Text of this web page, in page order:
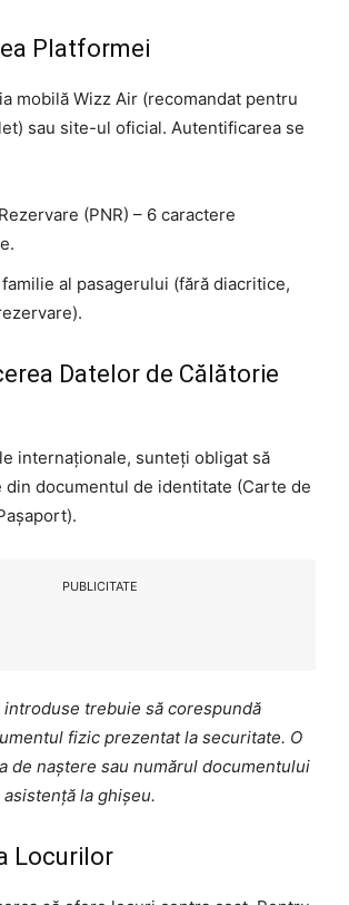
Platformei
mobilă Wizz Air (recomandat pentru
sau site-ul oficial. Autentificarea se
(PNR) – 6 caractere
al pasagerului (fără diacritice,
Datelor de Călătorie
internaționale, sunteți obligat să
documentul de identitate (Carte de
PUBLICITATE
introduse trebuie să corespundă
fizic prezentat la securitate. O
de naștere sau numărul documentului
la ghișeu.
Locurilor